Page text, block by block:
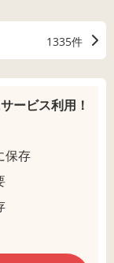
1335件
ービス利用！
保存